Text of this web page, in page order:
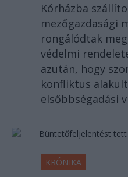
Kórházba
mezőgazdasági
rongálódtak
védelmi
azután, hogy
konfliktus
elsőbbségadási
KRÓNIKA